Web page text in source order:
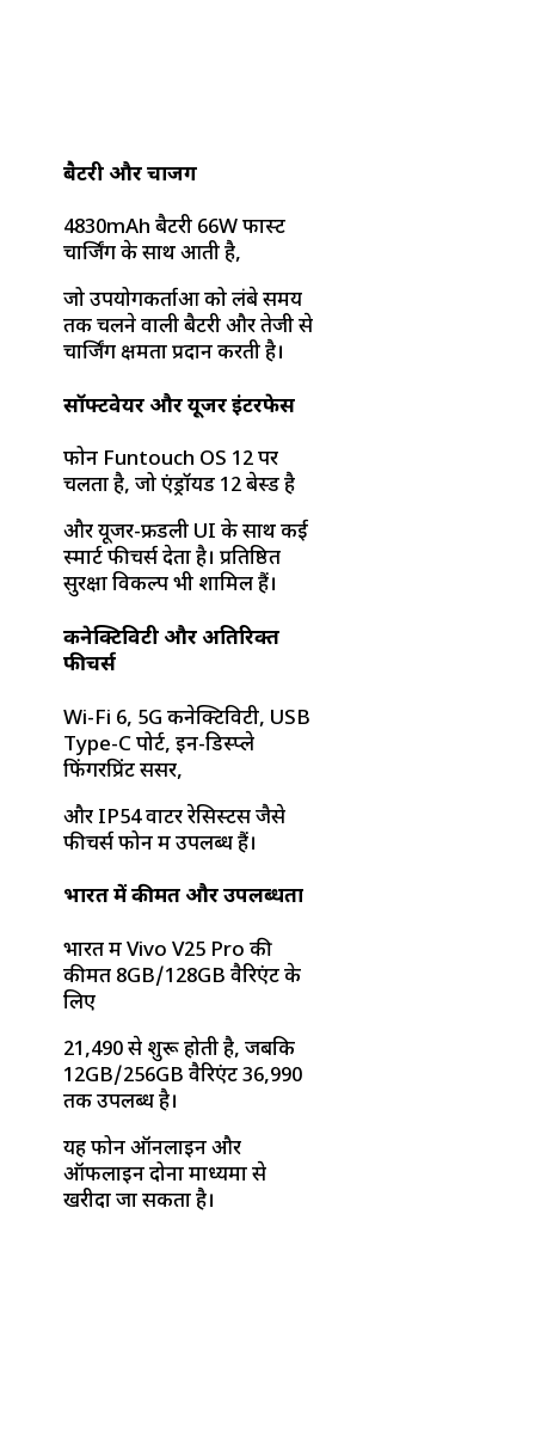
बैटरी और चार्जिंग
4830mAh बैटरी 66W फास्ट
चार्जिंग के साथ आती है,
जो उपयोगकर्ताओं को लंबे समय
तक चलने वाली बैटरी और तेजी से
चार्जिंग क्षमता प्रदान करती है।
सॉफ्टवेयर और यूजर इंटरफेस
फोन Funtouch OS 12 पर
चलता है, जो एंड्रॉयड 12 बेस्ड है
और यूजर-फ्रेंडली UI के साथ कई
स्मार्ट फीचर्स देता है। प्रतिष्ठित
सुरक्षा विकल्प भी शामिल हैं।
कनेक्टिविटी और अतिरिक्त
फीचर्स
Wi-Fi 6, 5G कनेक्टिविटी, USB
Type-C पोर्ट, इन-डिस्प्ले
फिंगरप्रिंट सेंसर,
और IP54 वाटर रेसिस्टेंस जैसे
फीचर्स फोन में उपलब्ध हैं।
भारत में कीमत और उपलब्धता
भारत में Vivo V25 Pro की
कीमत 8GB/128GB वैरिएंट के
लिए
₹21,490 से शुरू होती है, जबकि
12GB/256GB वैरिएंट ₹36,990
तक उपलब्ध है।
यह फोन ऑनलाइन और
ऑफलाइन दोनों माध्यमों से
खरीदा जा सकता है।